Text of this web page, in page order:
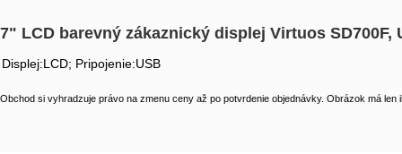
7" LCD barevný zákaznický displej Virtuos SD700F,
Displej:LCD; Pripojenie:USB
Obchod si vyhradzuje právo na zmenu ceny až po potvrdenie objednávky. Obrázok má len